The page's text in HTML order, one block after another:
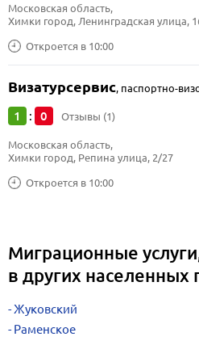
Откроется в 10:00
Московская область,
Химки город, Ленинградская улица,
Визатурсервис, паспортно-
1 : 0 Отзывы (1)
Откроется в 10:00
Московская область,
Химки город, Репина улица, 2/27
Миграционные
в других населенных
Жуковский
Раменское